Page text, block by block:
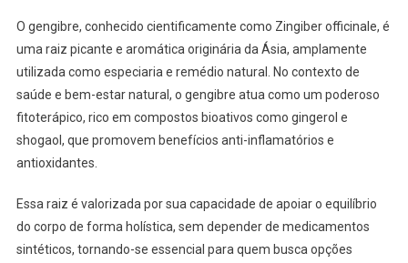
O gengibre, conhecido cientificamente como Zingiber officinale, é
uma raiz picante e aromática originária da Ásia, amplamente
utilizada como especiaria e remédio natural. No contexto de
saúde e bem-estar natural, o gengibre atua como um poderoso
fitoterápico, rico em compostos bioativos como gingerol e
shogaol, que promovem benefícios anti-inflamatórios e
antioxidantes.
Essa raiz é valorizada por sua capacidade de apoiar o equilíbrio
do corpo de forma holística, sem depender de medicamentos
sintéticos, tornando-se essencial para quem busca opções